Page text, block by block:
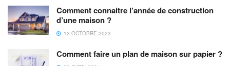
Comment connaitre l’année de construction
d’une maison ?
13 OCTOBRE 2023
Comment faire un plan de maison sur papier ?